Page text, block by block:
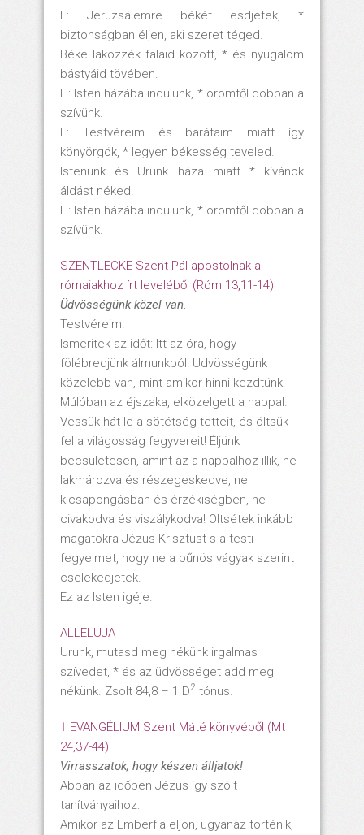
E: Jeruzsálemre békét esdjetek, *
biztonságban éljen, aki szeret téged.
Béke lakozzék falaid között, * és nyugalom
bástyáid tövében.
H: Isten házába indulunk, * örömtől dobban a
szívünk.
E: Testvéreim és barátaim miatt így
könyörgök, * legyen békesség teveled.
Istenünk és Urunk háza miatt * kívánok
áldást néked.
H: Isten házába indulunk, * örömtől dobban a
szívünk.
SZENTLECKE Szent Pál apostolnak a
rómaiakhoz írt leveléből (Róm 13,11-14)
Üdvösségünk közel van.
Testvéreim!
Ismeritek az időt: Itt az óra, hogy
fölébredjünk álmunkból! Üdvösségünk
közelebb van, mint amikor hinni kezdtünk!
Múlóban az éjszaka, elközelgett a nappal.
Vessük hát le a sötétség tetteit, és öltsük
fel a világosság fegyvereit! Éljünk
becsületesen, amint az a nappalhoz illik, ne
lakmározva és részegeskedve, ne
kicsapongásban és érzékiségben, ne
civakodva és viszálykodva! Öltsétek inkább
magatokra Jézus Krisztust s a testi
fegyelmet, hogy ne a bűnös vágyak szerint
cselekedjetek.
Ez az Isten igéje.
ALLELUJA
Urunk, mutasd meg nékünk irgalmas
szívedet, * és az üdvösséget add meg
nékünk. Zsolt 84,8 – 1 D2 tónus.
† EVANGÉLIUM Szent Máté könyvéből (Mt
24,37-44)
Virrasszatok, hogy készen álljatok!
Abban az időben Jézus így szólt
tanítványaihoz:
Amikor az Emberfia eljön, ugyanaz történik,